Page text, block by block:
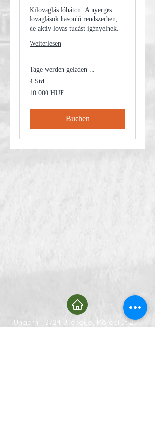
Kilovaglás lóháton. A nyerges
lovaglások hasonló rendszerben,
de aktív lovas tudást igényelnek.
Weiterlesen
Tage werden geladen ...
4 Std.
10.000
Ungarische
10.000 HUF
Buchen
Ungarn - 2724 Újlengyel, Kőrösi út 2 A.